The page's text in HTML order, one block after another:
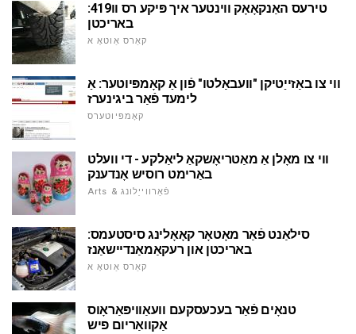
טירעס האַנקאָאָק ווינטער איך פּיקע רס וו419:
באריכטן
קאַרס אַוטאָ א
ווי צו באַזייַטיקן "וועבאַלטו" פֿון אַ קאָמפּיוטער: אַ
לימעד פֿאַר ביגינערז
קאָמפּיוטערס
ווי צו מאָלן אַ מאַטריאָשקאַ ליאַלקע - די וועלט
באַרימט רוסיש אָנדענק
Arts & פֿאַרווייַלונג
סילאַנט פֿאַר מאָטאָר קאָאָלינג סיסטעמס:
באריכטן און רעקאַמאַנדיישאַנז
קאַרס אַוטאָ א
טנאָים פֿאַר בעכעסקעם וועאַוויפּאַראָוס
אַקוואַריום פיש